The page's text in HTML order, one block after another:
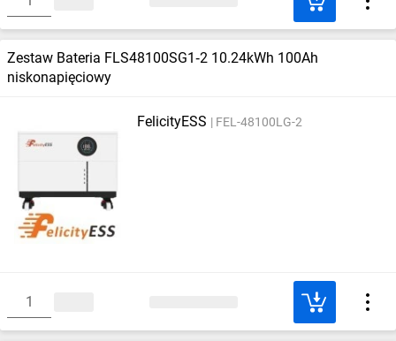
Zestaw Bateria FLS48100SG1‑2 10.24kWh 100Ah
niskonapięciowy
FelicityESS FEL-48100LG-2